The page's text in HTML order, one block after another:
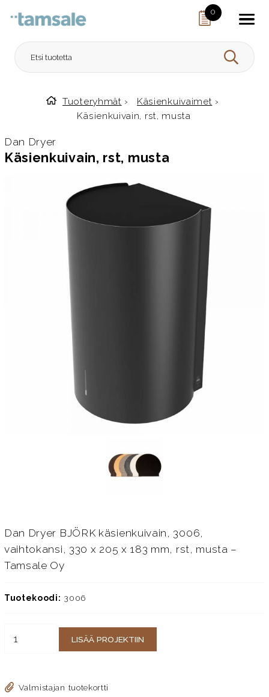
0
HAE
Etusivulle
Tuoteryhmät › Käsienkuivaimet ›
Käsienkuivain, rst, musta
Dan Dryer
Käsienkuivain, rst, musta
Dan Dryer BJÖRK käsienkuivain, 3006,
vaihtokansi, 330 x 205 x 183 mm, rst, musta –
Tamsale Oy
Tuotekoodi: 3006
LISÄÄ PROJEKTIIN
Valmistajan tuotekortti